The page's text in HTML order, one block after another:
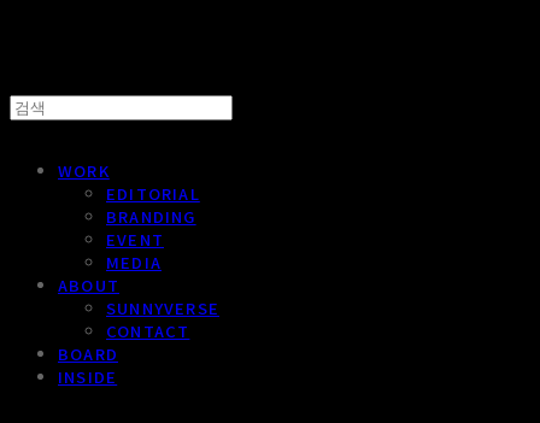
WORK
EDITORIAL
BRANDING
EVENT
MEDIA
ABOUT
SUNNYVERSE
CONTACT
BOARD
INSIDE